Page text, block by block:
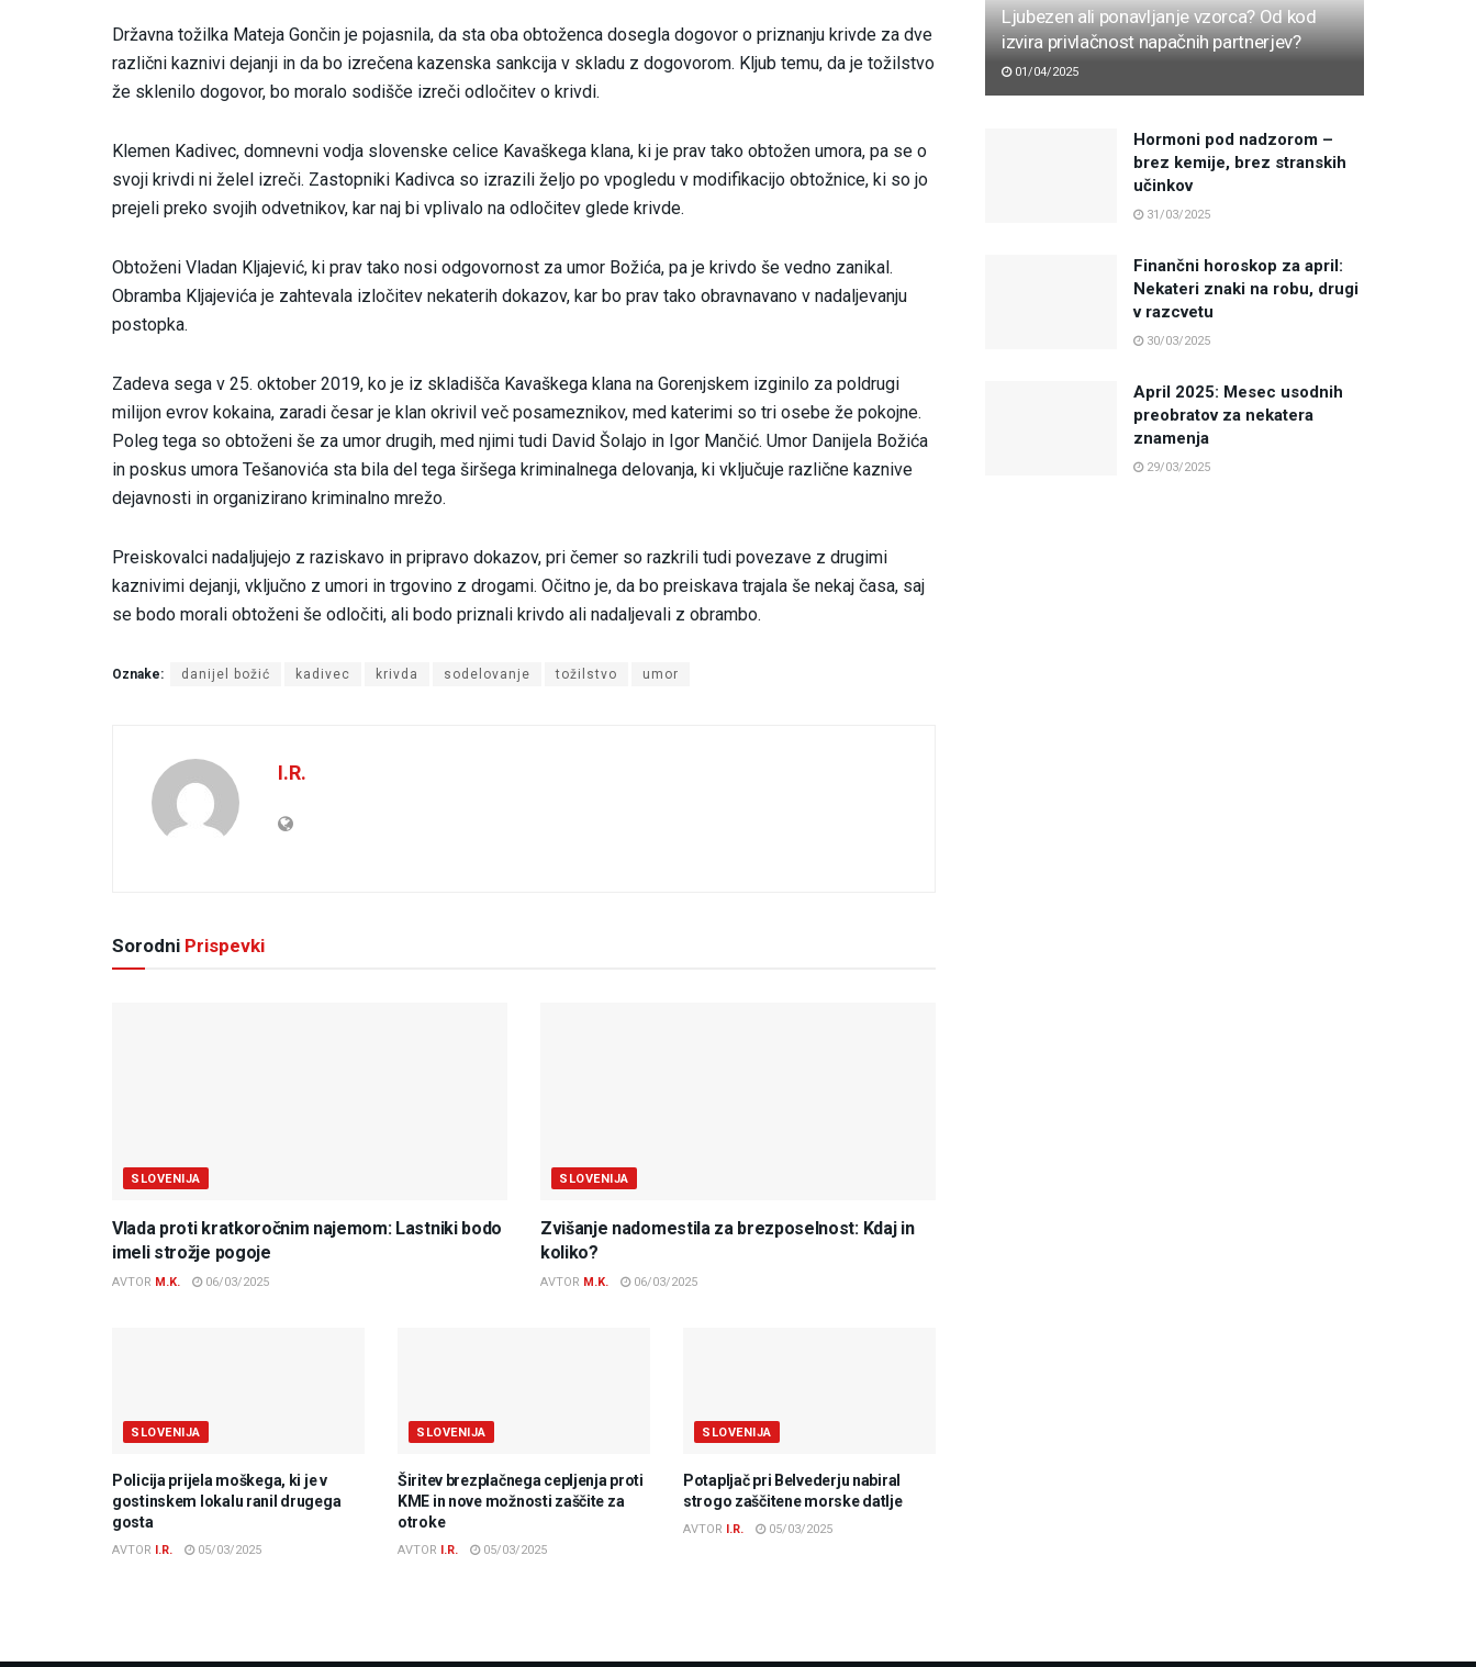
Državna tožilka Mateja Gončin je pojasnila, da sta oba obtoženca dosegla dogovor o priznanju krivde za dve
različni kaznivi dejanji in da bo izrečena kazenska sankcija v skladu z dogovorom. Kljub temu, da je tožilstvo
že sklenilo dogovor, bo moralo sodišče izreči odločitev o krivdi.
Klemen Kadivec, domnevni vodja slovenske celice Kavaškega klana, ki je prav tako obtožen umora, pa se o
svoji krivdi ni želel izreči. Zastopniki Kadivca so izrazili željo po vpogledu v modifikacijo obtožnice, ki so jo
prejeli preko svojih odvetnikov, kar naj bi vplivalo na odločitev glede krivde.
Obtoženi Vladan Kljajević, ki prav tako nosi odgovornost za umor Božića, pa je krivdo še vedno zanikal.
Obramba Kljajevića je zahtevala izločitev nekaterih dokazov, kar bo prav tako obravnavano v nadaljevanju
postopka.
Zadeva sega v 25. oktober 2019, ko je iz skladišča Kavaškega klana na Gorenjskem izginilo za poldrugi
milijon evrov kokaina, zaradi česar je klan okrivil več posameznikov, med katerimi so tri osebe že pokojne.
Poleg tega so obtoženi še za umor drugih, med njimi tudi David Šolajo in Igor Mančić. Umor Danijela Božića
in poskus umora Tešanovića sta bila del tega širšega kriminalnega delovanja, ki vključuje različne kaznive
dejavnosti in organizirano kriminalno mrežo.
Preiskovalci nadaljujejo z raziskavo in pripravo dokazov, pri čemer so razkrili tudi povezave z drugimi
kaznivimi dejanji, vključno z umori in trgovino z drogami. Očitno je, da bo preiskava trajala še nekaj časa, saj
se bodo morali obtoženi še odločiti, ali bodo priznali krivdo ali nadaljevali z obrambo.
Oznake: danijel božić kadivec krivda sodelovanje tožilstvo umor
I.R.
Sorodni Prispevki
SLOVENIJA
Vlada proti kratkoročnim najemom: Lastniki bodo
imeli strožje pogoje
AVTOR M.K. 06/03/2025
SLOVENIJA
Zvišanje nadomestila za brezposelnost: Kdaj in
koliko?
AVTOR M.K. 06/03/2025
SLOVENIJA
Policija prijela moškega, ki je v
gostinskem lokalu ranil drugega
gosta
AVTOR I.R. 05/03/2025
SLOVENIJA
Širitev brezplačnega cepljenja proti
KME in nove možnosti zaščite za
otroke
AVTOR I.R. 05/03/2025
SLOVENIJA
Potapljač pri Belvederju nabiral
strogo zaščitene morske datlje
AVTOR I.R. 05/03/2025
Ljubezen ali ponavljanje vzorca? Od kod
izvira privlačnost napačnih partnerjev?
01/04/2025
Hormoni pod nadzorom –
brez kemije, brez stranskih
učinkov
31/03/2025
Finančni horoskop za april:
Nekateri znaki na robu, drugi
v razcvetu
30/03/2025
April 2025: Mesec usodnih
preobratov za nekatera
znamenja
29/03/2025